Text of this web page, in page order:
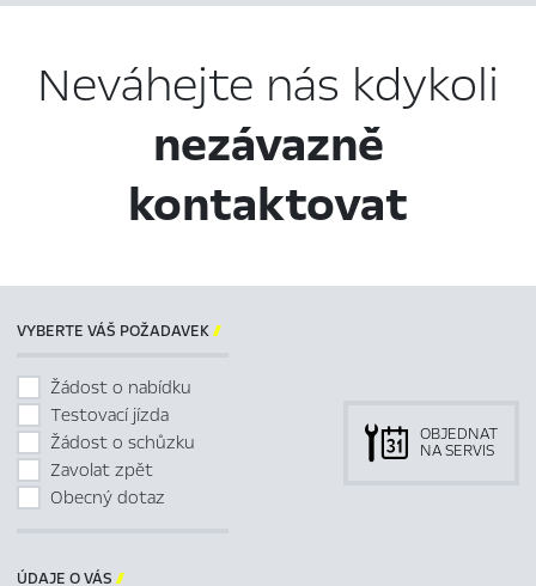
Neváhejte nás kdykoli
nezávazně
kontaktovat
VYBERTE VÁŠ POŽADAVEK
Žádost o nabídku
Testovací jízda
Žádost o schůzku
Zavolat zpět
Obecný dotaz
OBJEDNAT
NA SERVIS
ÚDAJE O VÁS 